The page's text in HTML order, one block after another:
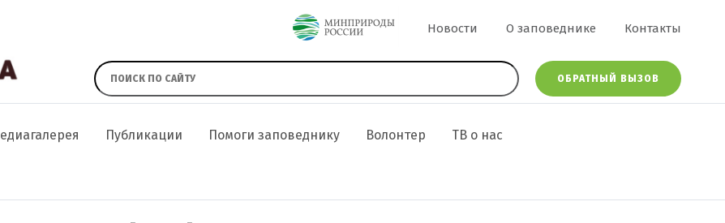
Меню в шапке
Новости О заповеднике Контакты
ОБРАТНЫЙ ВЫЗОВ
Публикации Помоги заповеднику Волонтер ТВ о нас